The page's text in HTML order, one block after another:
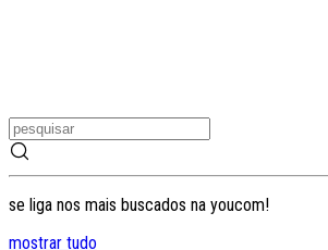
se liga nos mais buscados na youcom!
mostrar tudo